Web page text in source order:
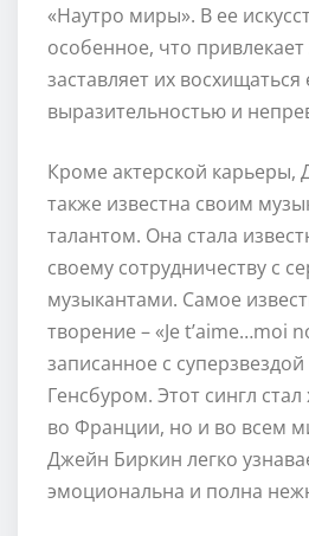
«Наутро миры». В ее
особенное, что
заставляет их восхищаться
выразительностью и
Кроме актерской карьеры,
также известна своим
талантом. Она стала
своему сотрудничеству с
музыкантами. Самое
творение – «Je t’aime…moi
записанное с
Генсбуром. Этот сингл
во Франции, но и во всем
Джейн Биркин легко
эмоциональна и полна